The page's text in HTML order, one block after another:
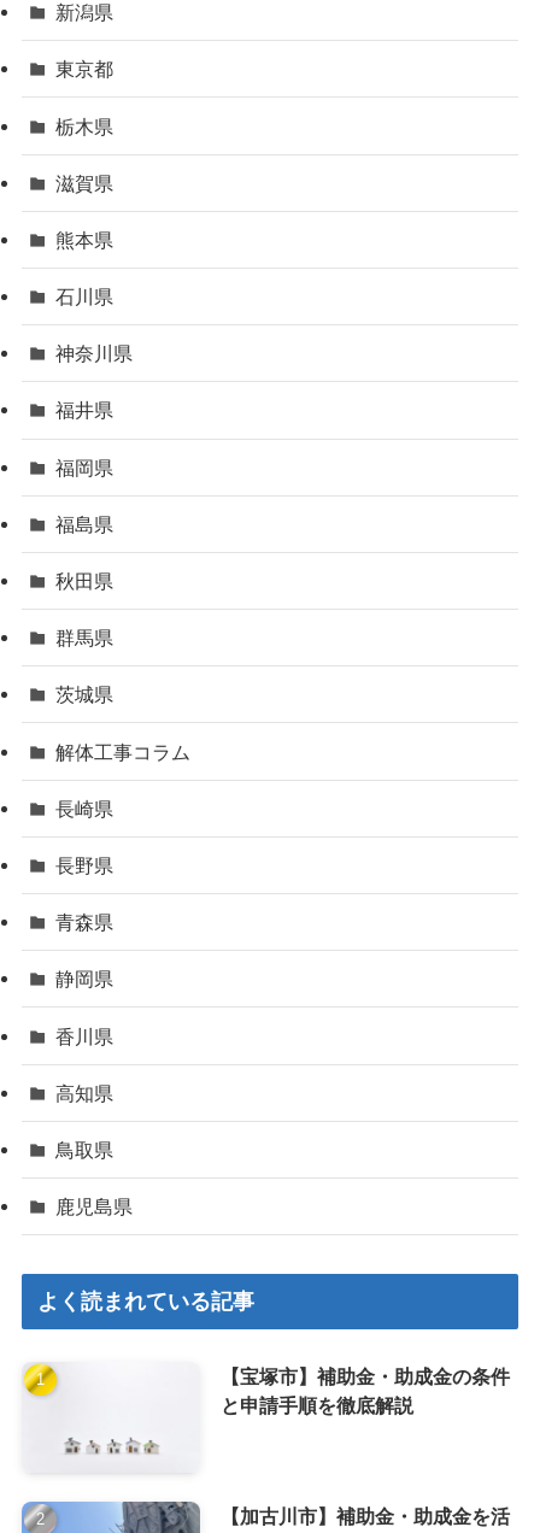
新潟県
東京都
栃木県
滋賀県
熊本県
石川県
神奈川県
福井県
福岡県
福島県
秋田県
群馬県
茨城県
解体工事コラム
長崎県
長野県
青森県
静岡県
香川県
高知県
鳥取県
鹿児島県
よく読まれている記事
【宝塚市】補助金・助成金の条件
と申請手順を徹底解説
【加古川市】補助金・助成金を活